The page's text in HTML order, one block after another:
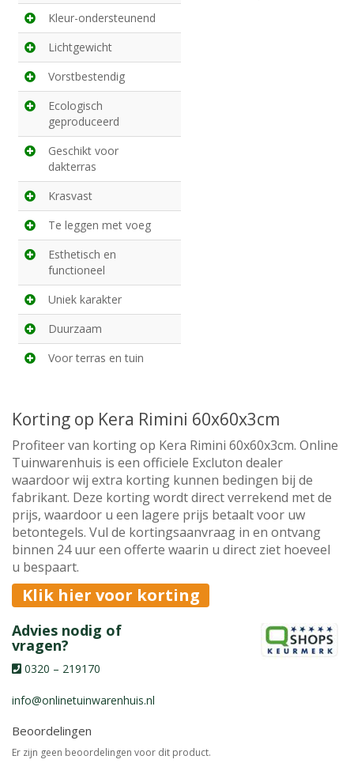
Kleur-ondersteunend
Lichtgewicht
Vorstbestendig
Ecologisch
geproduceerd
Geschikt voor
dakterras
Krasvast
Te leggen met voeg
Esthetisch en
functioneel
Uniek karakter
Duurzaam
Voor terras en tuin
Korting op Kera Rimini 60x60x3cm
Profiteer van korting op Kera Rimini 60x60x3cm. Online
Tuinwarenhuis is een officiele Excluton dealer
waardoor wij extra korting kunnen bedingen bij de
fabrikant. Deze korting wordt direct verrekend met de
prijs, waardoor u een lagere prijs betaalt voor uw
betontegels. Vul de kortingsaanvraag in en ontvang
binnen 24 uur een offerte waarin u direct ziet hoeveel
u bespaart.
Klik hier voor korting
Advies nodig of
vragen?
0320 – 219170
info@onlinetuinwarenhuis.nl
Beoordelingen
Er zijn geen beoordelingen voor dit product.